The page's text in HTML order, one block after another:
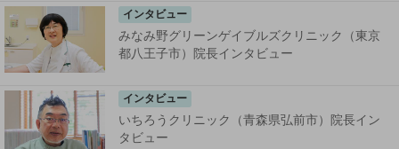
インタビュー
みなみ野グリーンゲイブルズクリニック（東京
都八王子市）院長インタビュー
インタビュー
いちろうクリニック（青森県弘前市）院長イン
タビュー